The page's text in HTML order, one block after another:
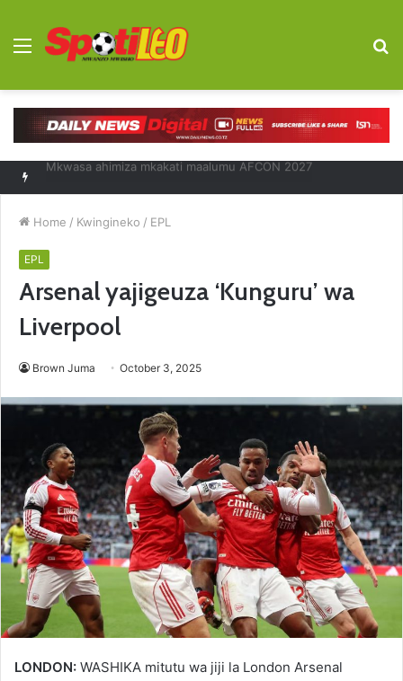
Menu
Home / Kwingineko / EPL
EPL
Arsenal yajigeuza ‘Kunguru’ wa
Liverpool
Brown Juma October 3, 2025
LONDON: WASHIKA mitutu wa jiji la London Arsenal